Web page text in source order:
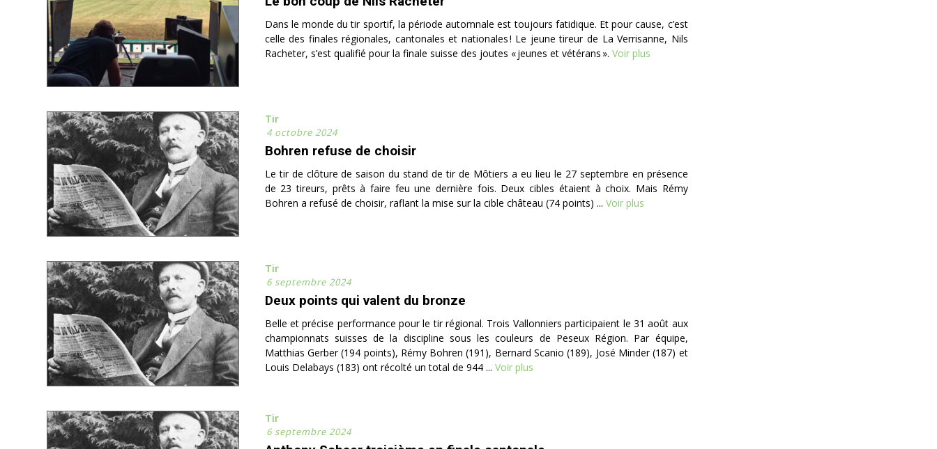
Dans le monde du tir sportif, la période automnale est toujours fatidique. Et pour cause, c’est
celle des finales régionales, cantonales et nationales ! Le jeune tireur de La Verrisanne, Nils
Racheter, s’est qualifié pour la finale suisse des joutes « jeunes et vétérans ». Voir plus
Tir
4 octobre 2024
Bohren refuse de choisir
Le tir de clôture de saison du stand de tir de Môtiers a eu lieu le 27 septembre en présence
de 23 tireurs, prêts à faire feu une dernière fois. Deux cibles étaient à choix. Mais Rémy
Bohren a refusé de choisir, raflant la mise sur la cible château (74 points) ... Voir plus
Tir
6 septembre 2024
Deux points qui valent du bronze
Belle et précise performance pour le tir régional. Trois Vallonniers participaient le 31 août aux
championnats suisses de la discipline sous les couleurs de Peseux Région. Par équipe,
Matthias Gerber (194 points), Rémy Bohren (191), Bernard Scanio (189), José Minder (187) et
Louis Delabays (183) ont récolté un total de 944 ... Voir plus
Tir
6 septembre 2024